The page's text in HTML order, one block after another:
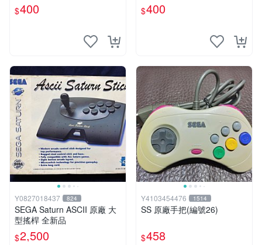
回）
$400
$400
Y0827018437 824
SEGA Saturn ASCII 原廠 大
型搖桿 全新品
$2,500
Y4103454476 1514
SS 原廠手把(編號26)
$458